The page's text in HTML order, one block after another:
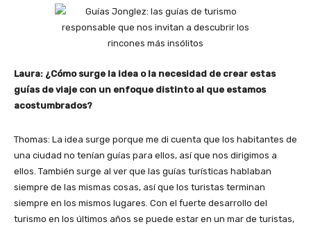
Laura: ¿Cómo surge la idea o la necesidad de crear estas
guías de viaje con un enfoque distinto al que estamos
acostumbrados?
Thomas: La idea surge porque me di cuenta que los habitantes de
una ciudad no tenían guías para ellos, así que nos dirigimos a
ellos. También surge al ver que las guías turísticas hablaban
siempre de las mismas cosas, así que los turistas terminan
siempre en los mismos lugares. Con el fuerte desarrollo del
turismo en los últimos años se puede estar en un mar de turistas,